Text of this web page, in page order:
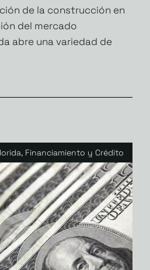
de la construcción en
del mercado
abre una variedad de
, Financiamiento y Crédito